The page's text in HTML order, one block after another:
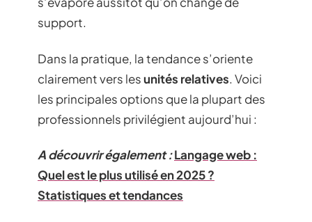
support.
Dans la pratique, la tendance s’oriente
clairement vers lesunités relatives. Voici
les principales options que la plupart des
professionnels privilégient aujourd’hui :
A découvrir également :Langage web :
Quel est le plus utilisé en 2025 ?
Statistiques et tendances